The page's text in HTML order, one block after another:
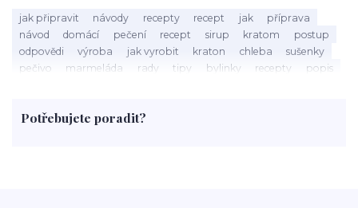
jak připravit návody recepty recept jak
příprava
návod
domácí pečení recept sirup kratom
postup
odpovědi
výroba jak vyrobit kraton chleba
sušenky
pečivo
marmeláda rady tipy bylinky recepty
popis
rohlíky
grilování čaj
Potřebujete poradit?